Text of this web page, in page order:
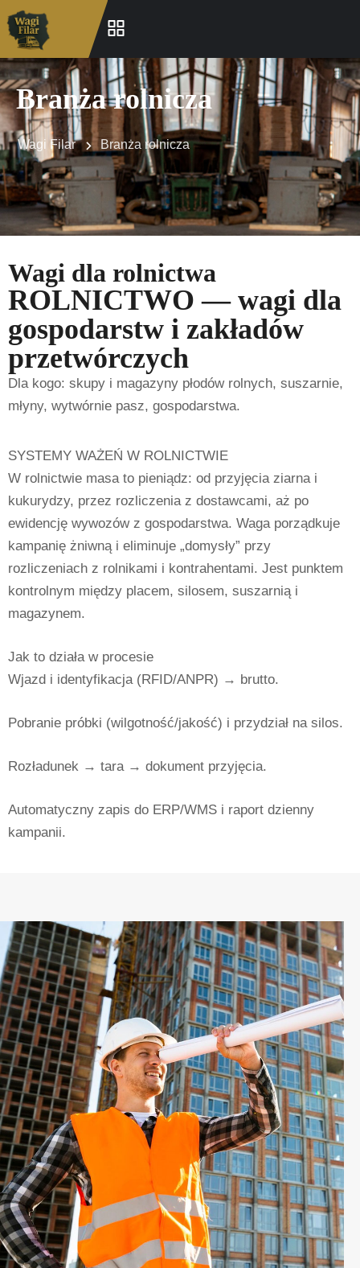
Branża rolnicza
Wagi Filar Branża rolnicza
Wagi dla rolnictwa
ROLNICTWO — wagi dla
gospodarstw i zakładów
przetwórczych
Dla kogo: skupy i magazyny płodów rolnych, suszarnie,
młyny, wytwórnie pasz, gospodarstwa.
SYSTEMY WAŻEŃ W ROLNICTWIE
W rolnictwie masa to pieniądz: od przyjęcia ziarna i
kukurydzy, przez rozliczenia z dostawcami, aż po
ewidencję wywozów z gospodarstwa. Waga porządkuje
kampanię żniwną i eliminuje „domysły” przy
rozliczeniach z rolnikami i kontrahentami. Jest punktem
kontrolnym między placem, silosem, suszarnią i
magazynem.
Jak to działa w procesie
Wjazd i identyfikacja (RFID/ANPR) → brutto.
Pobranie próbki (wilgotność/jakość) i przydział na silos.
Rozładunek → tara → dokument przyjęcia.
Automatyczny zapis do ERP/WMS i raport dzienny
kampanii.